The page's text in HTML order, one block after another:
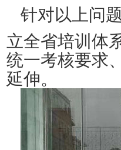
针对以上问
立全省培训体
统一考核要求
延伸。